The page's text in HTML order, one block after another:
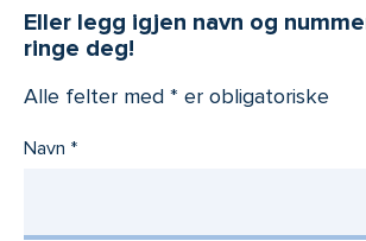
Eller legg igjen navn og
ringe deg!
Alle felter med * er obligatoriske
Navn